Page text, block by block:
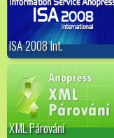
ISA 2008 Int.
XML Párování